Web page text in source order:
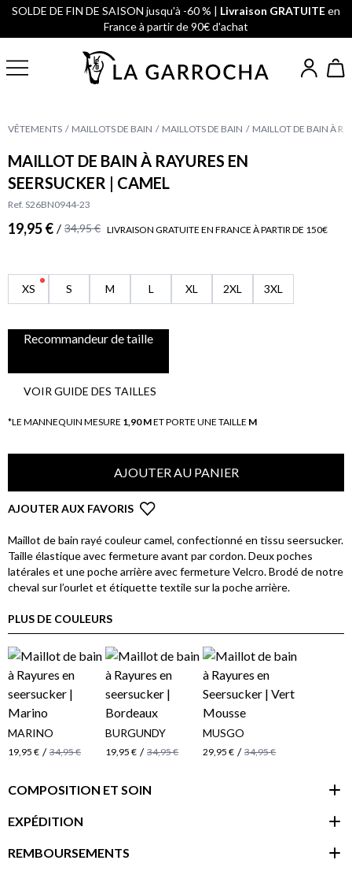
SOLDE DE FIN DE SAISON jusqu'à -60 % | Livraison GRATUITEen
France à partir de 90€ d'achat
VÊTEMENTS MAILLOTS DE BAIN MAILLOTS DE BAIN MAILLOT DE BAIN À
MAILLOT DE BAIN À RAYURES EN
SEERSUCKER | CAMEL
Ref. S26BN0944-23
19,95 € / 34,95 € LIVRAISON GRATUITE EN FRANCE À PARTIR DE 150€
XS S M L XL 2XL 3XL
Recommandeur de taille
VOIR GUIDE DES TAILLES
*LE MANNEQUIN MESURE 1,90 MET PORTE UNE TAILLE M
AJOUTER AU PANIER
AJOUTER AUX FAVORIS
Maillot de bain rayé couleur camel, confectionné en tissu seersucker.
Taille élastique avec fermeture avant par cordon. Deux poches
latérales et une poche arrière avec fermeture Velcro. Brodé de notre
cheval sur l’ourlet et étiquette textile sur la poche arrière.
PLUS DE COULEURS
MARINO
19,95 € / 34,95 €
BURGUNDY
19,95 € / 34,95 €
MUSGO
29,95 € / 34,95 €
COMPOSITION ET SOIN
EXPÉDITION
REMBOURSEMENTS